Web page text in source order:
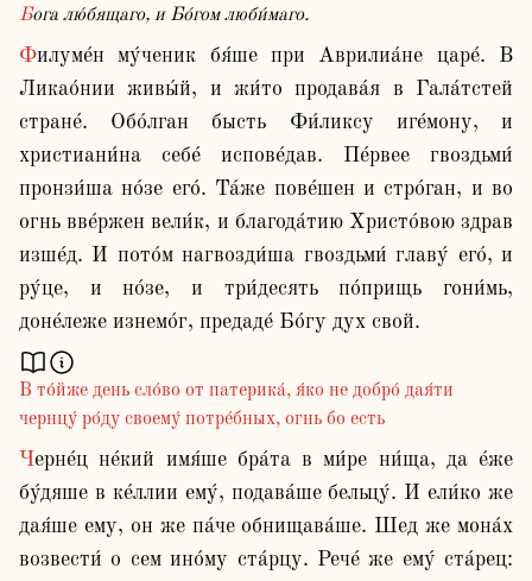
Бога лю́бящаго, и Бо́гом люби́маго.
Филуме́н му́ченик бя́ше при Аврилиа́не царе́. В
Ликао́нии живы́й, и жи́то продава́я в Гала́тстей
стране́. Обо́лган бысть Фи́ликсу иге́мону, и
христиани́на себе́ испове́дав. Пе́рвее гвоздьми́
пронзи́ша но́зе его́. Та́же пове́шен и стро́ган, и во
огнь вве́ржен вели́к, и благода́тию Христо́вою здрав
изше́д. И пото́м нагвозди́ша гвоздьми́ главу́ его́, и
ру́це, и но́зе, и три́десять по́прищь гони́мь,
В то́йже день сло́во от патерика́, я́ко не добро́ дая́ти
чернцу́ ро́ду своему́ потре́бных, огнь бо есть
Черне́ц не́кий имя́ше бра́та в ми́ре ни́ща, да е́же
бу́дяше в ке́ллии ему́, подава́ше бельцу́. И ели́ко же
дая́ше ему, он же па́че обнищава́ше. Шед же мона́х
возвести́ о сем ино́му ста́рцу. Рече́ же ему́ ста́рец: